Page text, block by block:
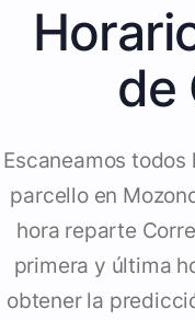
de
Escaneamos
parcello en
hora reparte
primera y última
obtener la